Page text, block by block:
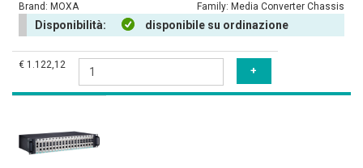
Brand: MOXA Family: Media Converter Chassis
Disponibilità: disponibile su ordinazione
€ 1.122,12